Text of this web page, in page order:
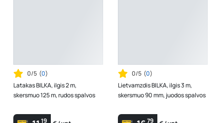
0/5 (0)
Latakas BILKA, ilgis 2 m,
skersmuo 125 m, rudos spalvos
19
0/5 (0)
Lietvamzdis BILKA, ilgis 3 m,
skersmuo 90 mm, juodos spalvos
79